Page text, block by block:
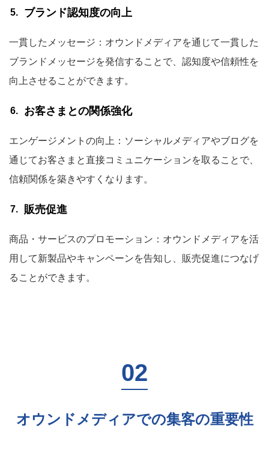
ブランド認知度の向上
一貫したメッセージ：オウンドメディアを通じて一貫した
ブランドメッセージを発信することで、認知度や信頼性を
向上させることができます。
お客さまとの関係強化
エンゲージメントの向上：ソーシャルメディアやブログを
通じてお客さまと直接コミュニケーションを取ることで、
信頼関係を築きやすくなります。
販売促進
商品・サービスのプロモーション：オウンドメディアを活
用して新製品やキャンペーンを告知し、販売促進につなげ
ることができます。
オウンドメディアでの集客の重要性